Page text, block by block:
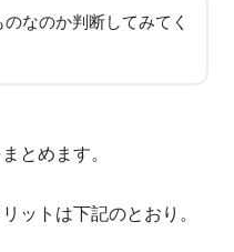
なのか判断してみてく
とめます。
ットは下記のとおり。